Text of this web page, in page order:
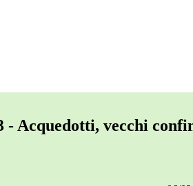
Acquedotti, vecchi